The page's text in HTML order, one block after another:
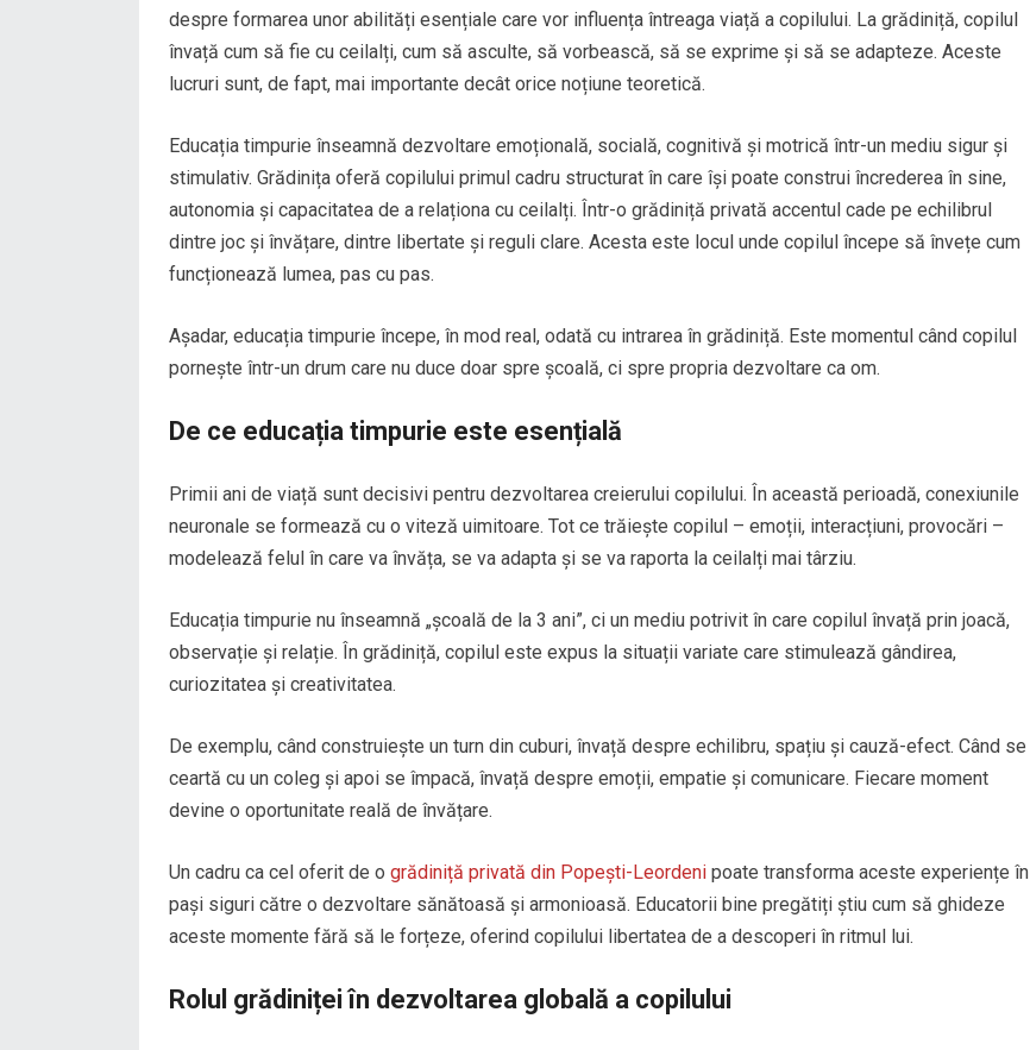
despre formarea unor abilități esențiale care vor influența întreaga viață a copilului. La grădiniță, copilul
învață cum să fie cu ceilalți, cum să asculte, să vorbească, să se exprime și să se adapteze. Aceste
lucruri sunt, de fapt, mai importante decât orice noțiune teoretică.
Educația timpurie înseamnă dezvoltare emoțională, socială, cognitivă și motrică într-un mediu sigur și
stimulativ. Grădinița oferă copilului primul cadru structurat în care își poate construi încrederea în sine,
autonomia și capacitatea de a relaționa cu ceilalți. Într-o grădiniță privată accentul cade pe echilibrul
dintre joc și învățare, dintre libertate și reguli clare. Acesta este locul unde copilul începe să învețe cum
funcționează lumea, pas cu pas.
Așadar, educația timpurie începe, în mod real, odată cu intrarea în grădiniță. Este momentul când copilul
pornește într-un drum care nu duce doar spre școală, ci spre propria dezvoltare ca om.
De ce educația timpurie este esențială
Primii ani de viață sunt decisivi pentru dezvoltarea creierului copilului. În această perioadă, conexiunile
neuronale se formează cu o viteză uimitoare. Tot ce trăiește copilul – emoții, interacțiuni, provocări –
modelează felul în care va învăța, se va adapta și se va raporta la ceilalți mai târziu.
Educația timpurie nu înseamnă „școală de la 3 ani”, ci un mediu potrivit în care copilul învață prin joacă,
observație și relație. În grădiniță, copilul este expus la situații variate care stimulează gândirea,
curiozitatea și creativitatea.
De exemplu, când construiește un turn din cuburi, învață despre echilibru, spațiu și cauză-efect. Când se
ceartă cu un coleg și apoi se împacă, învață despre emoții, empatie și comunicare. Fiecare moment
devine o oportunitate reală de învățare.
Un cadru ca cel oferit de o grădiniță privată din Popești-Leordeni poate transforma aceste experiențe în
pași siguri către o dezvoltare sănătoasă și armonioasă. Educatorii bine pregătiți știu cum să ghideze
aceste momente fără să le forțeze, oferind copilului libertatea de a descoperi în ritmul lui.
Rolul grădiniței în dezvoltarea globală a copilului